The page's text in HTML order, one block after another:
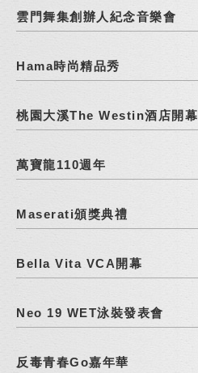
雲門舞集創辦人紀念音樂會
Hama時尚精品秀
桃園大溪The Westin酒店開幕
萬寶龍110週年
Maserati頒獎典禮
Bella Vita VCA開幕
Neo 19 WET泳裝發表會
反毒青春Go嘉年華